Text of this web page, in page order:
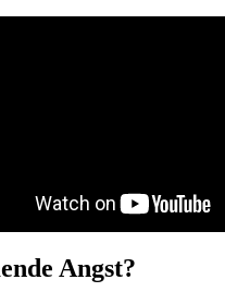
Angst?